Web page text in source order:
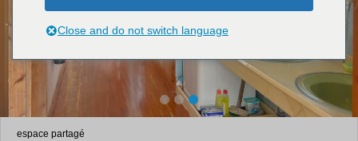
espace partagé
Close and do not switch language